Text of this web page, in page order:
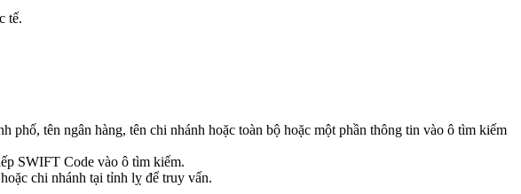
tế.
phố, tên ngân hàng, tên chi nhánh hoặc toàn bộ hoặc một phần thông tin vào ô tìm kiếm
SWIFT Code vào ô tìm kiếm.
chi nhánh tại tỉnh lỵ để truy vấn.